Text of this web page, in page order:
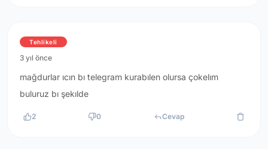
Tehlikeli
3 yıl önce
mağdurlar ıcın bı telegram kurabılen olursa çokelım
buluruz bı şekılde
2 0 Cevap